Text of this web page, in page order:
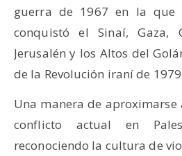
guerra de 1967 en la que
conquistó el Sinaí, Gaza,
Jerusalén y los Altos del
de la Revolución iraní de 1979
Una manera de
conflicto actual en
reconociendo la cultura de